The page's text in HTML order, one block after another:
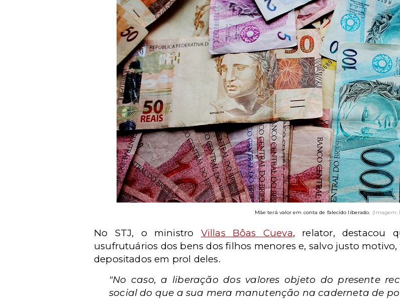
Mãe terá valor em conta de falecido liberado. (Imagem:
No STJ, o ministro Villas Bôas Cueva, relator, destacou
usufrutuários dos bens dos filhos menores e, salvo justo
depositados em prol deles.
"No caso, a liberação dos valores objeto do presente
social do que a sua mera manutenção na caderneta de